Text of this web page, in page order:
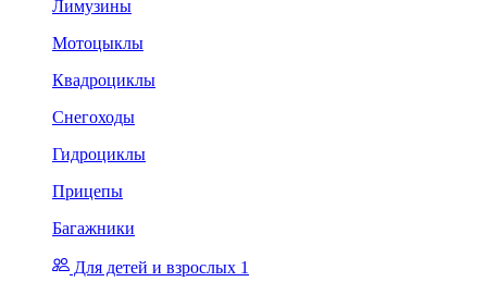
Лимузины
Мотоцыклы
Квадроциклы
Снегоходы
Гидроциклы
Прицепы
Багажники
Для детей и взрослых 1